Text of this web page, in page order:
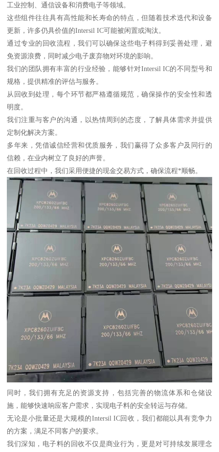
工业控制、通信设备和消费电子等领域。
这些组件往往具有高性能和长寿命的特点，但随着技术迭代和设备
更新，许多仍具价值的Intersil IC可能被闲置或淘汰。
通过专业的回收流程，我们可以确保这些电子料得到妥善处理，避
免资源浪费，同时减少电子废弃物对环境的影响。
我们的团队拥有丰富的行业经验，能够针对Intersil IC的不同型号和
规格，提供精准的评估与服务。
从回收到处理，每个环节都严格遵循规范，确保操作的安全性和透
明度。
我们注重与客户的沟通，以热情周到的态度，了解具体需求并提供
定制化解决方案。
多年来，凭借诚信经营和优质服务，我们赢得了众多客户及同行的
信赖，在业内树立了良好的声誉。
在回收过程中，我们采用便捷的现金交易方式，确保流程*顺畅。
同时，我们拥有充足的资源支持，包括完善的物流体系和仓储设
施，能够快速响应客户需求，实现电子料的安全转运与存储。
无论是小批量还是大规模的Intersil IC回收，我们都能以具有竞争力
的方案，满足不同客户的要求。
我们深知，电子料的回收不仅是商业行为，更是对可持续发展理念